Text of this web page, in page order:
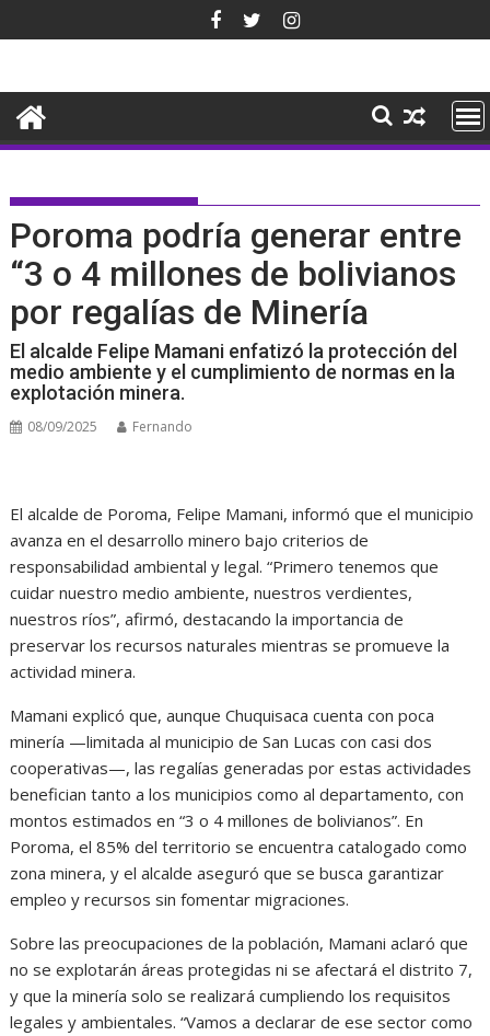
al
Poroma podría generar entre
“3 o 4 millones de bolivianos
por regalías de Minería
El alcalde Felipe Mamani enfatizó la protección del
medio ambiente y el cumplimiento de normas en la
explotación minera.
08/09/2025 Fernando
El alcalde de Poroma, Felipe Mamani, informó que el municipio
avanza en el desarrollo minero bajo criterios de
responsabilidad ambiental y legal. “Primero tenemos que
cuidar nuestro medio ambiente, nuestros verdientes,
nuestros ríos”, afirmó, destacando la importancia de
preservar los recursos naturales mientras se promueve la
actividad minera.
Mamani explicó que, aunque Chuquisaca cuenta con poca
minería —limitada al municipio de San Lucas con casi dos
cooperativas—, las regalías generadas por estas actividades
benefician tanto a los municipios como al departamento, con
montos estimados en “3 o 4 millones de bolivianos”. En
Poroma, el 85% del territorio se encuentra catalogado como
zona minera, y el alcalde aseguró que se busca garantizar
empleo y recursos sin fomentar migraciones.
Sobre las preocupaciones de la población, Mamani aclaró que
no se explotarán áreas protegidas ni se afectará el distrito 7,
y que la minería solo se realizará cumpliendo los requisitos
legales y ambientales. “Vamos a declarar de ese sector como